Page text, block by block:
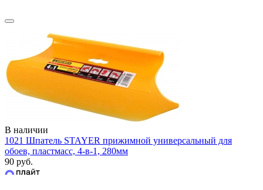
В наличии
1021 Шпатель STAYER прижимной универсальный для
обоев, пластмасс, 4-в-1, 280мм
90 руб.